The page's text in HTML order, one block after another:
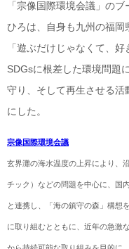
「宗像国際環境会議」の
ひろは、自身も九州の福岡
「遊ぶだけじゃなくて、
SDGsに根差した環境問題
守り、そして再生させる活
にした。
宗像国際環境会議
玄界灘の海水温度の上昇により、
チック）などの問題を中心に、国
と連携し、「海の鎮守の森」構想
に取り組むとともに、近年の急激